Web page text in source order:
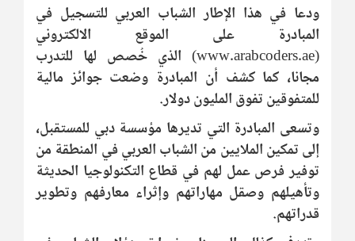
ودعا في هذا الإطار الشباب العربي للتسجيل في
المبادرة على الموقع الالكتروني
(www.arabcoders.ae) الذي خُصص لها للتدرب
مجانا، كما كشف أن المبادرة وضعت جوائز مالية
للمتفوقين تفوق المليون دولار.
وتسعى المبادرة التي تديرها مؤسسة دبي للمستقبل،
إلى تمكين الملايين من الشباب العربي في المنطقة من
توفير فرص عمل لهم في قطاع التكنولوجيا الحديثة
وتأهيلهم وصقل مهاراتهم وإثراء معارفهم وتطوير
قدراتهم.